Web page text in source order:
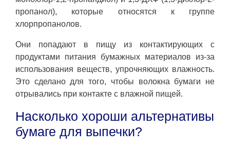
пропанол), которые относятся к группе
хлорпропанолов.
Они попадают в пищу из контактирующих с
продуктами питания бумажных материалов из-за
использования веществ, упрочняющих влажность.
Это сделано для того, чтобы волокна бумаги не
отрывались при контакте с влажной пищей.
Насколько хороши альтернативы
бумаге для выпечки?